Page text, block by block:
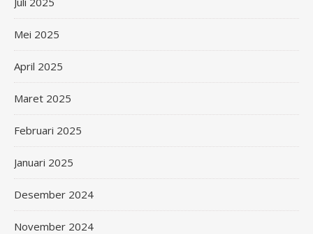
Mei 2025
April 2025
Maret 2025
Februari 2025
Januari 2025
Desember 2024
November 2024